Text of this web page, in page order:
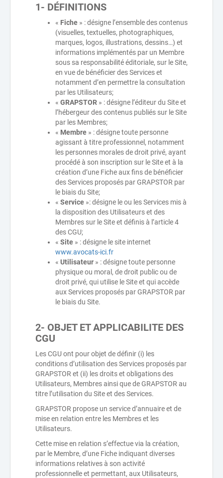
1- DÉFINITIONS
« Fiche » : désigne l’ensemble des contenus
(visuelles, textuelles, photographiques,
marques, logos, illustrations, dessins…) et
informations implémentés par un Membre
sous sa responsabilité éditoriale, sur le Site,
en vue de bénéficier des Services et
notamment d’en permettre la consultation
par les Utilisateurs;
« GRAPSTOR » : désigne l’éditeur du Site et
l’hébergeur des contenus publiés sur le Site
par les Membres;
« Membre » : désigne toute personne
agissant à titre professionnel, notamment
les personnes morales de droit privé, ayant
procédé à son inscription sur le Site et à la
création d’une Fiche aux fins de bénéficier
des Services proposés par GRAPSTOR par
le biais du Site;
« Service »: désigne le ou les Services mis à
la disposition des Utilisateurs et des
Membres sur le Site et définis à l’article 4
des CGU;
« Site » : désigne le site internet
www.avocats-ici.fr
« Utilisateur » : désigne toute personne
physique ou moral, de droit public ou de
droit privé, qui utilise le Site et qui accède
aux Services proposés par GRAPSTOR par
le biais du Site.
2- OBJET ET APPLICABILITE DES
CGU
Les CGU ont pour objet de définir (i) les
conditions d’utilisation des Services proposés par
GRAPSTOR et (ii) les droits et obligations des
Utilisateurs, Membres ainsi que de GRAPSTOR au
titre l’utilisation du Site et des Services.
GRAPSTOR propose un service d’annuaire et de
mise en relation entre les Membres et les
Utilisateurs.
Cette mise en relation s’effectue via la création,
par le Membre, d’une Fiche indiquant diverses
informations relatives à son activité
professionnelle et permettant, aux Utilisateurs,